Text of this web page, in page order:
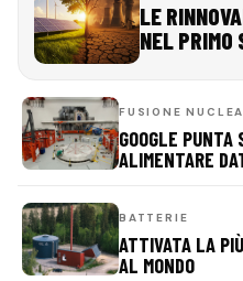
LE
NEL
FUSIONE
GOOGLE
ALIMENTARE
BATTERIE
ATTIVATA LA
AL MONDO